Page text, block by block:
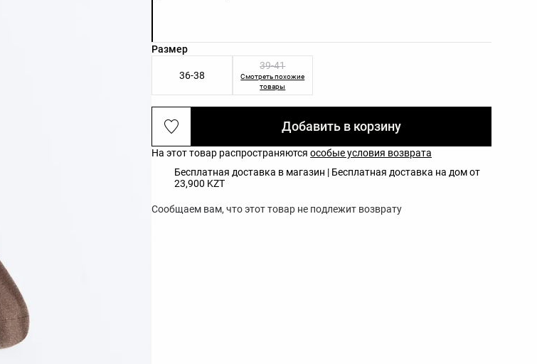
Размер
Список размеров товара
36-38
39-41
Смотреть похожие
товары
Добавить в корзину
На этот товар распространяютсяособые условия возврата
Бесплатная доставка в магазин | Бесплатная доставка на дом от
23,900 KZT
Сообщаем вам, что этот товар не подлежит возврату